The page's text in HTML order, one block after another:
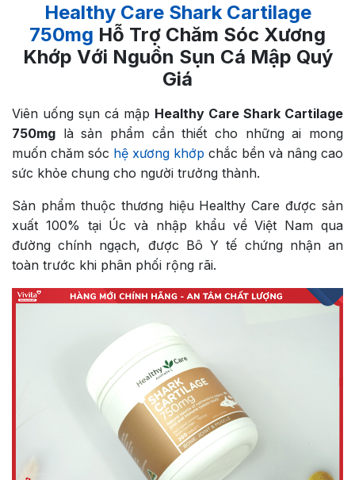
Healthy Care Shark Cartilage
750mg Hỗ Trợ Chăm Sóc Xương
Khớp Với Nguồn Sụn Cá Mập Quý
Giá
Viên uống sụn cá mập Healthy Care Shark Cartilage
750mg là sản phẩm cần thiết cho những ai mong
muốn chăm sóc hệ xương khớp chắc bền và nâng cao
sức khỏe chung cho người trưởng thành.
Sản phẩm thuộc thương hiệu Healthy Care được sản
xuất 100% tại Úc và nhập khẩu về Việt Nam qua
đường chính ngạch, được Bô Y tế chứng nhận an
toàn trước khi phân phối rộng rãi.